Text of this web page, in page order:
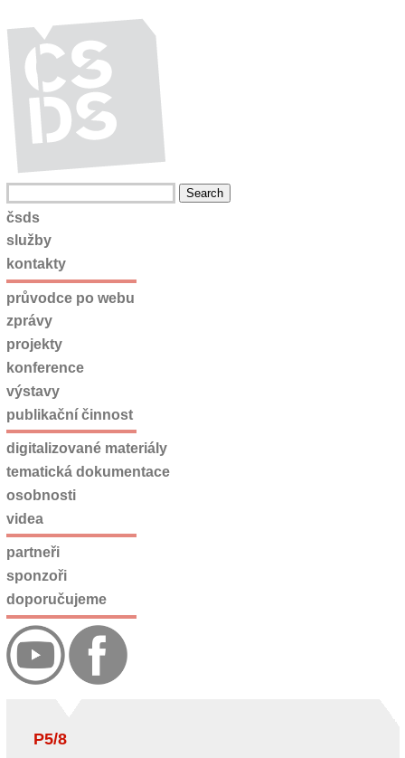
P5/8
čsds
služby
kontakty
průvodce po webu
zprávy
projekty
konference
výstavy
publikační činnost
digitalizované materiály
tematická dokumentace
osobnosti
videa
partneři
sponzoři
doporučujeme